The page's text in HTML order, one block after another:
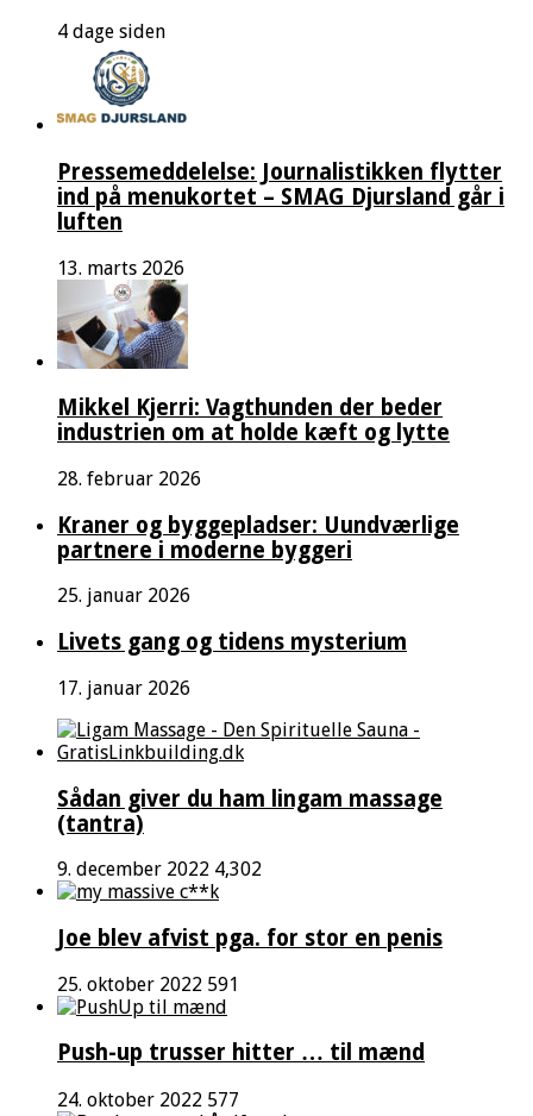
4 dage siden
Pressemeddelelse: Journalistikken flytter
ind på menukortet – SMAG Djursland går i
luften
13. marts 2026
Mikkel Kjerri: Vagthunden der beder
industrien om at holde kæft og lytte
28. februar 2026
Kraner og byggepladser: Uundværlige
partnere i moderne byggeri
25. januar 2026
Livets gang og tidens mysterium
17. januar 2026
Sådan giver du ham lingam massage
(tantra)
9. december 2022 4,302
Joe blev afvist pga. for stor en penis
25. oktober 2022 591
Push-up trusser hitter … til mænd
24. oktober 2022 577